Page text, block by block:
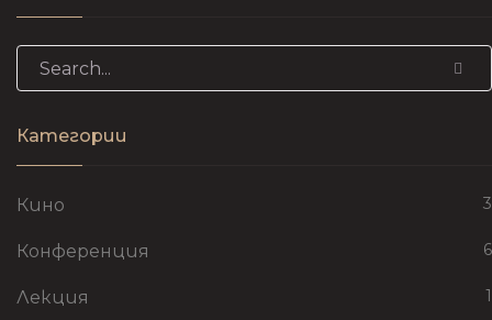
Search for:
Категории
Кино 3
Конференция 6
Лекция 1